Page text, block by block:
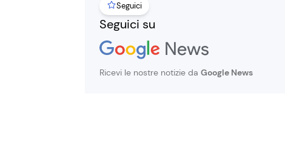
Seguici
Seguici su
Ricevi le nostre notizie da Google News